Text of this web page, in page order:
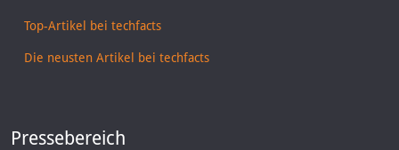
Top-Artikel bei techfacts
Die neusten Artikel bei techfacts
Pressebereich